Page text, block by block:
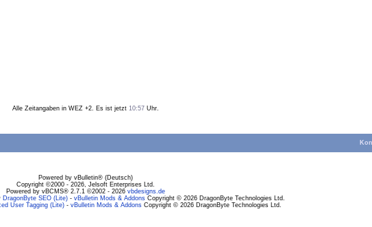
Alle Zeitangaben in WEZ +2. Es ist jetzt 10:57 Uhr.
Powered by vBulletin® (Deutsch)
Copyright ©2000 - 2026, Jelsoft Enterprises Ltd.
Powered by vBCMS® 2.7.1 ©2002 - 2026 vbdesigns.de
DragonByte SEO (Lite)- vBulletin Mods & AddonsCopyright © 2026 DragonByte Technologies Ltd.
User Tagging (Lite)- vBulletin Mods & AddonsCopyright © 2026 DragonByte Technologies Ltd.